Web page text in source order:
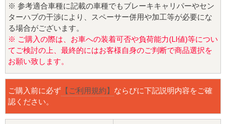
※ 参考適合車種に記載の車種でもブレーキキャリパーやセン
ターハブの干渉により、スペーサー併用や加工等が必要にな
る場合がございます。
※ ご購入の際は、お車への装着可否や負荷能力(LI値)等につい
てご検討の上、最終的にはお客様自身のご判断で商品選択を
お願い致します。
ご購入前に必ず 【ご利用規約】 ならびに下記説明内容をご確
認ください。